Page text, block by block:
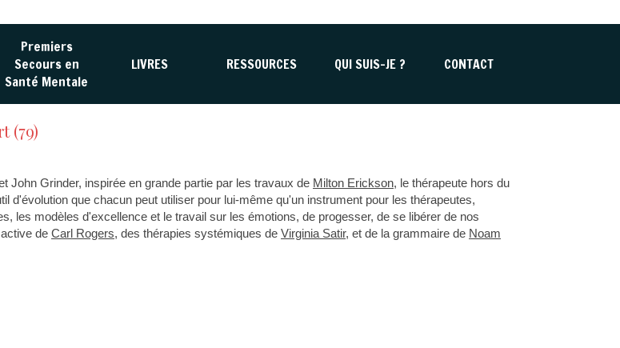
Premiers
Secours en
Santé Mentale
LIVRES RESSOURCES QUI SUIS-JE ? CONTACT
(79)
John Grinder, inspirée en grande partie par les travaux de Milton Erickson, le thérapeute hors du
d'évolution que chacun peut utiliser pour lui-même qu'un instrument pour les thérapeutes,
les modèles d'excellence et le travail sur les émotions, de progesser, de se libérer de nos
de Carl Rogers, des thérapies systémiques de Virginia Satir, et de la grammaire de Noam